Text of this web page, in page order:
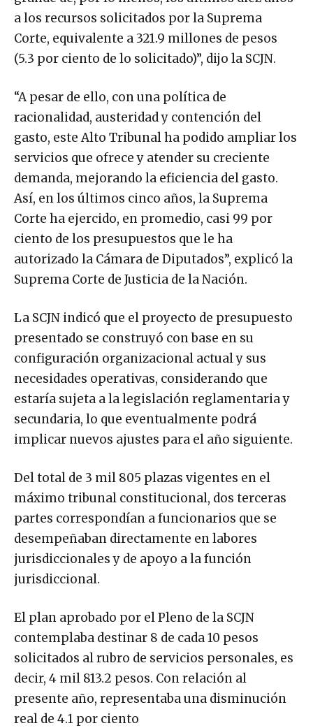
a los recursos solicitados por la Suprema
Corte, equivalente a 321.9 millones de pesos
(5.3 por ciento de lo solicitado)”, dijo la SCJN.
“A pesar de ello, con una política de
racionalidad, austeridad y contención del
gasto, este Alto Tribunal ha podido ampliar los
servicios que ofrece y atender su creciente
demanda, mejorando la eficiencia del gasto.
Así, en los últimos cinco años, la Suprema
Corte ha ejercido, en promedio, casi 99 por
ciento de los presupuestos que le ha
autorizado la Cámara de Diputados”, explicó la
Suprema Corte de Justicia de la Nación.
La SCJN indicó que el proyecto de presupuesto
presentado se construyó con base en su
configuración organizacional actual y sus
necesidades operativas, considerando que
estaría sujeta a la legislación reglamentaria y
secundaria, lo que eventualmente podrá
implicar nuevos ajustes para el año siguiente.
Del total de 3 mil 805 plazas vigentes en el
máximo tribunal constitucional, dos terceras
partes correspondían a funcionarios que se
desempeñaban directamente en labores
jurisdiccionales y de apoyo a la función
jurisdiccional.
El plan aprobado por el Pleno de la SCJN
contemplaba destinar 8 de cada 10 pesos
solicitados al rubro de servicios personales, es
decir, 4 mil 813.2 pesos. Con relación al
presente año, representaba una disminución
real de 4.1 por ciento